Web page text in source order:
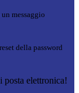
messaggio
della password
posta elettronica!